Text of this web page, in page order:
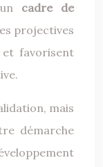
cadre de
projectives
et favorisent
mais
démarche